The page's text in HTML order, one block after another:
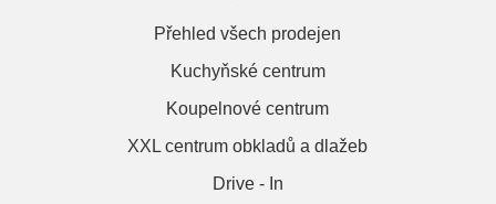
Přehled všech prodejen
Kuchyňské centrum
Koupelnové centrum
XXL centrum obkladů a dlažeb
Drive - In